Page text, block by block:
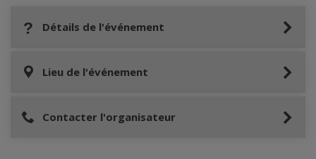
Détails de l'événement
Lieu de l'événement
Contacter l'organisateur